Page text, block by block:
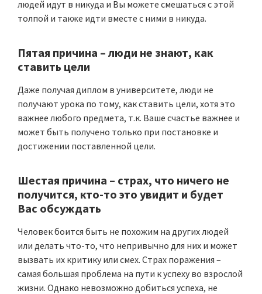
людей идут в никуда и Вы можете смешаться с этой
толпой и также идти вместе с ними в никуда.
Пятая причина – люди не знают, как
ставить цели
Даже получая диплом в университете, люди не
получают урока по тому, как ставить цели, хотя это
важнее любого предмета, т.к. Ваше счастье важнее и
может быть получено только при постановке и
достижении поставленной цели.
Шестая причина – страх, что ничего не
получится, кто-то это увидит и будет
Вас обсуждать
Человек боится быть не похожим на других людей
или делать что-то, что непривычно для них и может
вызвать их критику или смех. Страх поражения –
самая большая проблема на пути к успеху во взрослой
жизни. Однако невозможно добиться успеха, не